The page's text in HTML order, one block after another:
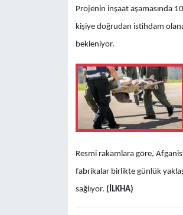
Projenin inşaat aşamasında
kişiye doğrudan istihdam
bekleniyor.
Resmi rakamlara göre,
fabrikalar birlikte günlük
sağlıyor. (İLKHA)